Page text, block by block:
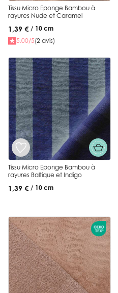
Tissu Micro Eponge Bambou à
rayures Nude et Caramel
1,39 € / 10 cm
5.00/5(2 avis)
Tissu Micro Eponge Bambou à
rayures Baltique et Indigo
1,39 € / 10 cm